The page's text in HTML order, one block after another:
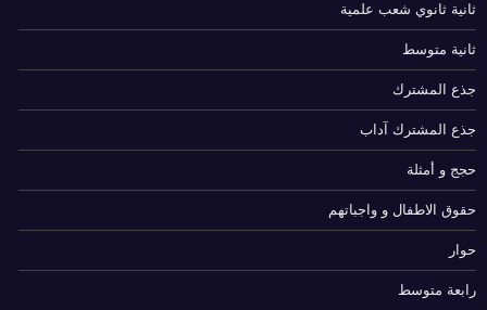
ثانية ثانوي شعب علمية
ثانية متوسط
جذع المشترك
جذع المشترك آداب
حجج و أمثلة
حقوق الاطفال و واجباتهم
حوار
رابعة متوسط